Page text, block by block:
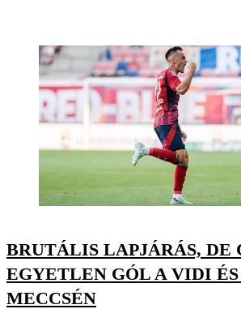
BRUTÁLIS LAPJÁRÁS, DE
EGYETLEN GÓL A VIDI ÉS
MECCSÉN